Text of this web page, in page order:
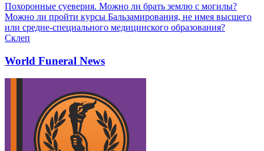
Похоронные суеверия. Можно ли брать землю с могилы?
Можно ли пройти курсы Бальзамирования, не имея высшего
или средне-специального медицинского образования?
Склеп
World Funeral News